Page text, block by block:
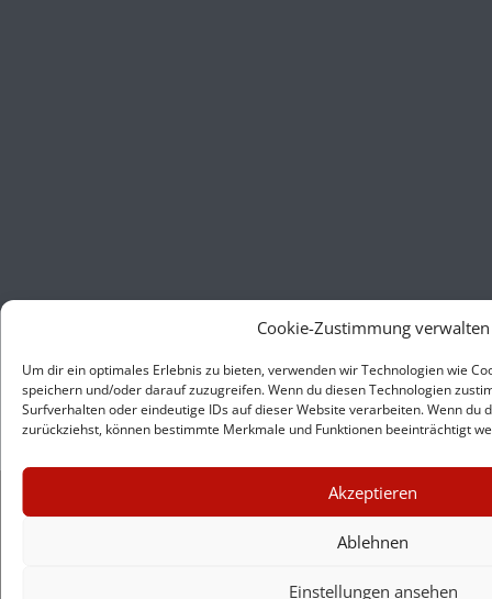
Cookie-Zustimmung verwalten
Um dir ein optimales Erlebnis zu bieten, verwenden wir Technologien wie
speichern und/oder darauf zuzugreifen. Wenn du diesen Technologien
Surfverhalten oder eindeutige IDs auf dieser Website verarbeiten. Wenn du
zurückziehst, können bestimmte Merkmale und Funktionen beeinträchtigt
Akzeptieren
Ablehnen
Einstellungen ansehen